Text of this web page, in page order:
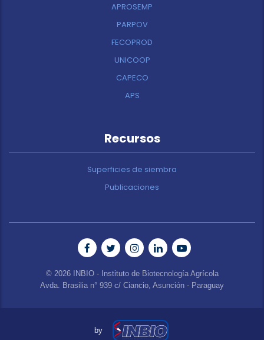
APROSEMP
PARPOV
FECOPROD
UNICOOP
CAPECO
APS
Recursos
Superficies de siembra
Publicaciones
© 2026 INBIO - Instituto de Biotecnología Agrícola
Avda. Brasilia n° 939 c/ Ciancio, Asunción - Paraguay
by